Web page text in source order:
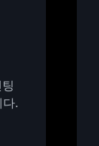
.